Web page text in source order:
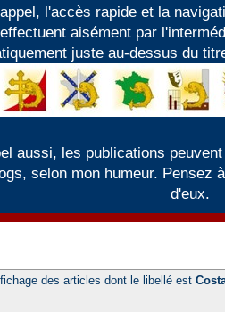
l'accès rapide et la
aisément par
juste au-dessus du
aussi, les publications
selon mon humeur. Pensez
d'eux.
des articles dont le libellé est